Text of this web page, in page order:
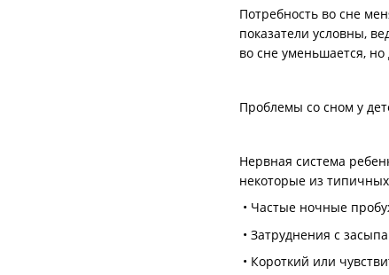
Потребность во сне
показатели условны,
во сне уменьшается,
Проблемы со сном у
Нервная система
некоторые из
• Частые ночные
• Затруднения с
• Короткий или